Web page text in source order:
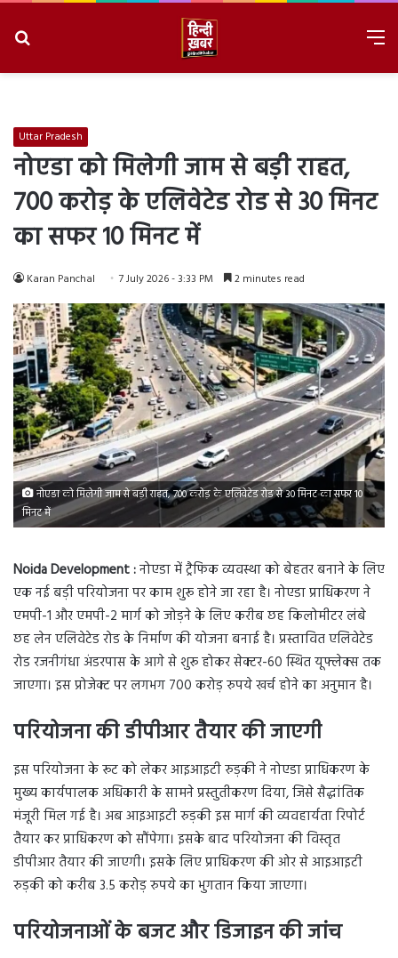
Uttar Pradesh
नोएडा को मिलेगी जाम से बड़ी राहत,
700 करोड़ के एलिवेटेड रोड से 30 मिनट
का सफर 10 मिनट में
Karan Panchal 7 July 2026 - 3:33 PM 2 minutes read
नोएडा को मिलेगी जाम से बड़ी राहत, 700 करोड़ के एलिवेटेड रोड से 30 मिनट का सफर 10
मिनट में
Noida Development :नोएडा में ट्रैफिक व्यवस्था को बेहतर बनाने के लिए
एक नई बड़ी परियोजना पर काम शुरू होने जा रहा है। नोएडा प्राधिकरण ने
एमपी-1 और एमपी-2 मार्ग को जोड़ने के लिए करीब छह किलोमीटर लंबे
छह लेन एलिवेटेड रोड के निर्माण की योजना बनाई है। प्रस्तावित एलिवेटेड
रोड रजनीगंधा अंडरपास के आगे से शुरू होकर सेक्टर-60 स्थित यूफ्लेक्स तक
जाएगा। इस प्रोजेक्ट पर लगभग 700 करोड़ रुपये खर्च होने का अनुमान है।
परियोजना की डीपीआर तैयार की जाएगी
इस परियोजना के रूट को लेकर आइआइटी रुड़की ने नोएडा प्राधिकरण के
मुख्य कार्यपालक अधिकारी के सामने प्रस्तुतीकरण दिया, जिसे सैद्धांतिक
मंजूरी मिल गई है। अब आइआइटी रुड़की इस मार्ग की व्यवहार्यता रिपोर्ट
तैयार कर प्राधिकरण को सौंपेगा। इसके बाद परियोजना की विस्तृत
डीपीआर तैयार की जाएगी। इसके लिए प्राधिकरण की ओर से आइआइटी
रुड़की को करीब 3.5 करोड़ रुपये का भुगतान किया जाएगा।
परियोजनाओं के बजट और डिजाइन की जांच